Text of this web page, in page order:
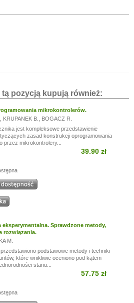
pozycją kupują również:
mikrokontrolerów.
KRUPANEK B.
BOGACZ R.
jest kompleksowe przedstawienie
zasad konstrukcji oprogramowania
przez mikrokontrolery...
39.90 zł
eksperymentalna. Sprawdzone metody,
rozwiązania.
M.
podstawowe metody i techniki
które wnikliwie oceniono pod kątem
stanu...
57.75 zł